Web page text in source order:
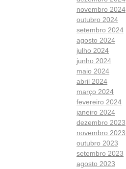
novembro 2024
outubro 2024
setembro 2024
agosto 2024
julho 2024
junho 2024
maio 2024
abril 2024
março 2024
fevereiro 2024
janeiro 2024
dezembro 2023
novembro 2023
outubro 2023
setembro 2023
agosto 2023